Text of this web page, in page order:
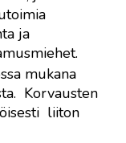
ja
mukana
Korvausten
liiton